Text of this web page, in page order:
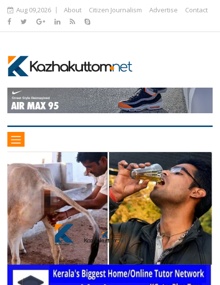
Aug 09,2026 About Citizen Journalism Advertise Contact